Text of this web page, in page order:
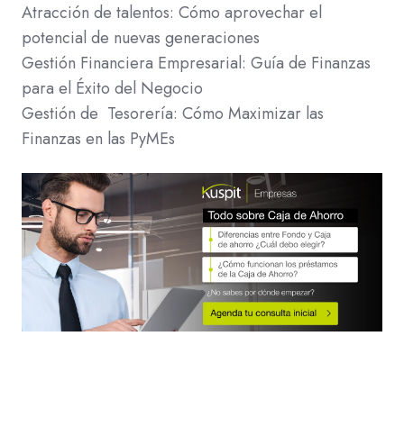
Atracción de talentos: Cómo aprovechar el
potencial de nuevas generaciones
Gestión Financiera Empresarial: Guía de Finanzas
para el Éxito del Negocio
Gestión de Tesorería: Cómo Maximizar las
Finanzas en las PyMEs